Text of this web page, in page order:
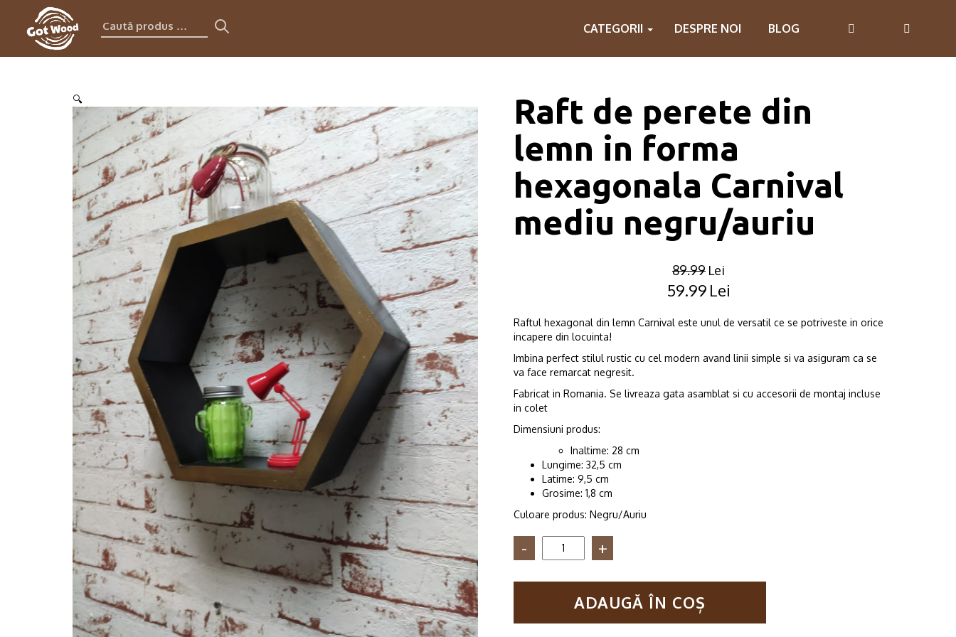
Caută
produs:
CATEGORII DESPRE NOI BLOG
🔍
Raft de perete din
lemn in forma
hexagonala Carnival
mediu negru/auriu
89.99 Lei
Original
was:
59.99 Lei
Current
is:
Raftul hexagonal din lemn Carnival este unul de versatil ce se potriveste in orice
incapere din locuinta!
Imbina perfect stilul rustic cu cel modern avand linii simple si va asiguram ca se
va face remarcat negresit.
Fabricat in Romania. Se livreaza gata asamblat si cu accesorii de montaj incluse
in colet
Dimensiuni produs:
Inaltime: 28 cm
Lungime: 32,5 cm
Latime: 9,5 cm
Grosime: 1,8 cm
Culoare produs: Negru/Auriu
Cantitate
perete
in
ADAUGĂ ÎN COȘ